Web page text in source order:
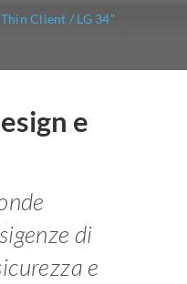
Client / LG 34”
e
di
e